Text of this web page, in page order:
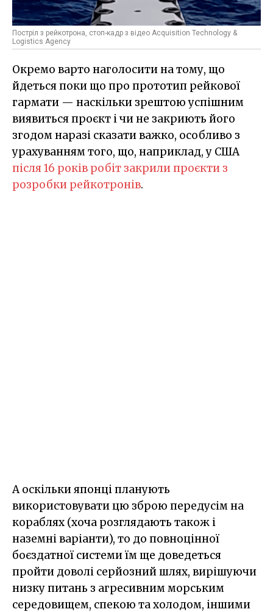
Постріл з рейкотрона, стоп-кадр з відео Acquisition Technology &
Logistics Agency
Окремо варто наголосити на тому, що
йдеться поки що про прототип рейкової
гармати — наскільки зрештою успішним
виявиться проєкт і чи не закриють його
згодом наразі сказати важко, особливо з
урахуванням того, що, наприклад, у США
після 16 років робіт закрили проєкти з
розробки рейкотронів.
А оскільки японці планують
використовувати цю зброю передусім на
кораблях (хоча розглядають також і
наземні варіанти), то до повноцінної
боєздатної системи їм ще доведеться
пройти доволі серйозний шлях, вирішуючи
низку питань з агресивним морським
середовищем, спекою та холодом, іншими